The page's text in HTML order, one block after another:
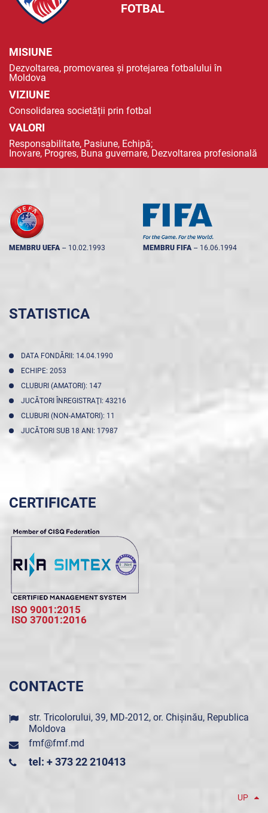
FOTBAL
MISIUNE
Dezvoltarea, promovarea și protejarea fotbalului în
Moldova
VIZIUNE
Consolidarea societății prin fotbal
VALORI
Responsabilitate, Pasiune, Echipă;
Inovare, Progres, Buna guvernare, Dezvoltarea profesională
MEMBRU UEFA -- 10.02.1993 MEMBRU FIFA -- 16.06.1994
STATISTICA
DATA FONDĂRII: 14.04.1990
ECHIPE: 2053
CLUBURI (AMATORI): 147
JUCĂTORI ÎNREGISTRAŢI: 43216
CLUBURI (NON-AMATORI): 11
JUCĂTORI SUB 18 ANI: 17987
CERTIFICATE
ISO 9001:2015
ISO 37001:2016
CONTACTE
str. Tricolorului, 39, MD-2012, or. Chișinău, Republica
Moldova
fmf@fmf.md
tel: + 373 22 210413
UP